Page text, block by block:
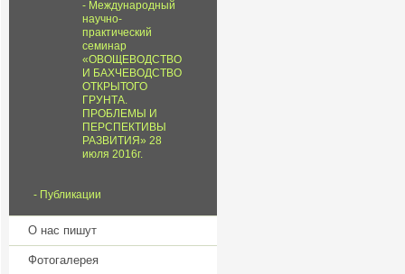
Международный
научно-
практический
семинар
«ОВОЩЕВОДСТВО
И БАХЧЕВОДСТВО
ОТКРЫТОГО
ГРУНТА.
ПРОБЛЕМЫ И
ПЕРСПЕКТИВЫ
РАЗВИТИЯ» 28
июля 2016г.
Публикации
О нас пишут
Фотогалерея